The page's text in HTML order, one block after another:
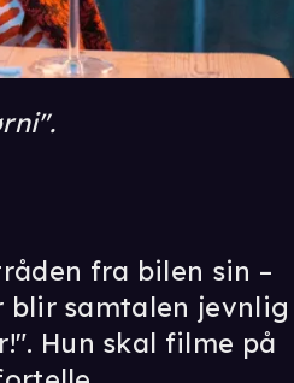
fra bilen sin –
samtalen jevnlig
Hun skal filme på